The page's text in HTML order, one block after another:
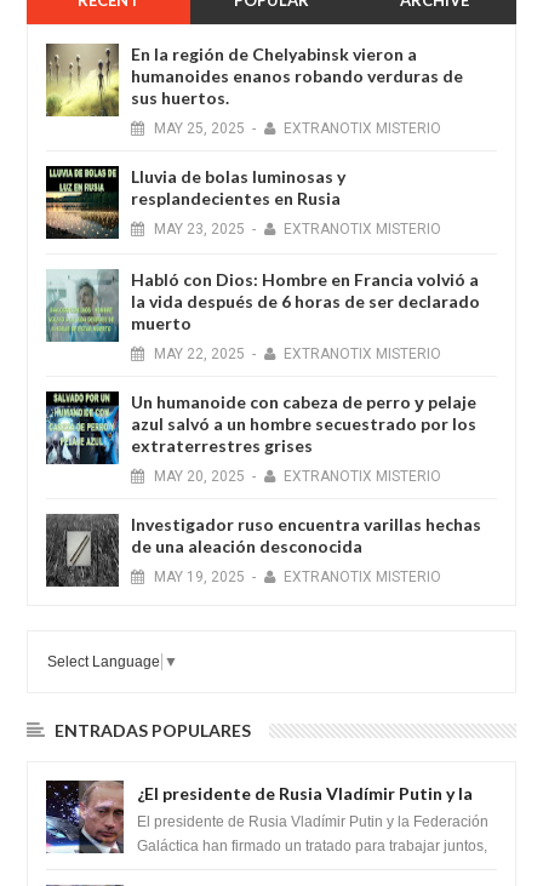
En la región de Chelyabinsk vieron a
humanoides enanos robando verduras de
sus huertos.
MAY 25, 2025 - EXTRANOTIX MISTERIO
Lluvia de bolas luminosas y
resplandecientes en Rusia
MAY 23, 2025 - EXTRANOTIX MISTERIO
Habló con Dios: Hombre en Francia volvió a
la vida después de 6 horas de ser declarado
muerto
MAY 22, 2025 - EXTRANOTIX MISTERIO
Un humanoide con cabeza de perro у pelaje
azul salvó a un hombre secuestrado por los
extraterrestres grises
MAY 20, 2025 - EXTRANOTIX MISTERIO
Investigador ruso encuentra varillas hechas
de una aleación desconocida
MAY 19, 2025 - EXTRANOTIX MISTERIO
Select Language ▼
ENTRADAS POPULARES
¿El presidente de Rusia Vladímir Putin y la
Federación Galactica han firmado un
tratado para acabar con los Sionistas?
El presidente de Rusia Vladímir Putin y la Federación
Galáctica han firmado un tratado para trabajar juntos,